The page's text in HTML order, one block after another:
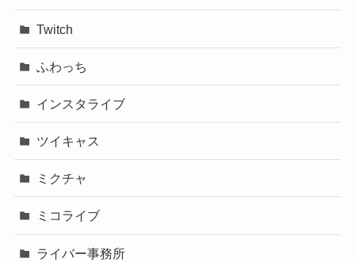
Twitch
ふわっち
インスタライブ
ツイキャス
ミクチャ
ミコライブ
ライバー事務所